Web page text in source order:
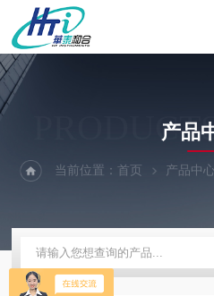
产品
当前位置：首页 产品中